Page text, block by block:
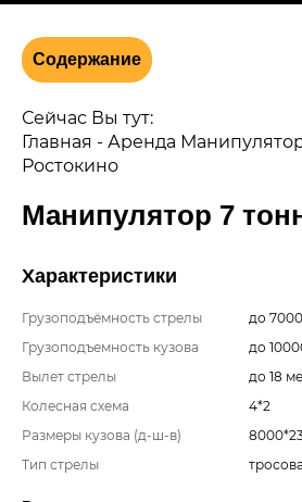
Содержание
Сейчас Вы тут:
Главная - Аренда
Ростокино
Манипулятор 7
Характеристики
Грузоподъёмность стрелы
до
Грузоподъемность кузова
до
Вылет стрелы
до 18
Колесная схема
4*2
Размеры кузова (д-ш-в)
Тип стрелы